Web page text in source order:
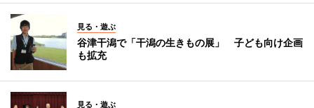
見る・遊ぶ
谷津干潟で「干潟の生きもの展」 子ども向け企画
も拡充
見る・遊ぶ